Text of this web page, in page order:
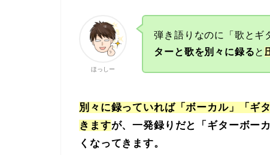
ほっしー
弾き語りなのに「歌とギ
ターと歌を別々に録ると
別々に録っていれば「ボーカル」「ギ
きますが、一発録りだと「ギターボー
くなってきます。